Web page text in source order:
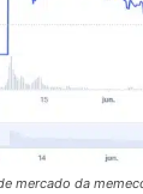
mercado da